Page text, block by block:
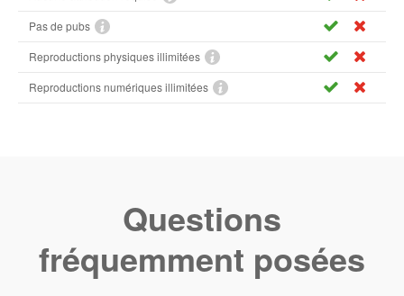
Pas de pubs
Reproductions physiques illimitées
Reproductions numériques illimitées
Questions
fréquemment posées